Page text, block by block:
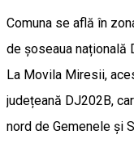
Comuna se află în
de șoseaua națională
La Movila Miresii,
județeană DJ202B,
nord de Gemenele și